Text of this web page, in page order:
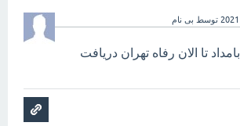
توسط بی نام
8/19 چهارشنبه 1بامداد تا الان رفاه تهران دریافت